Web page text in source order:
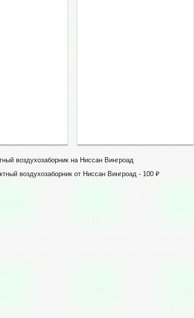
воздухозаборник на Ниссан Вингроад
воздухозаборник от Ниссан Вингроад - 100 ₽